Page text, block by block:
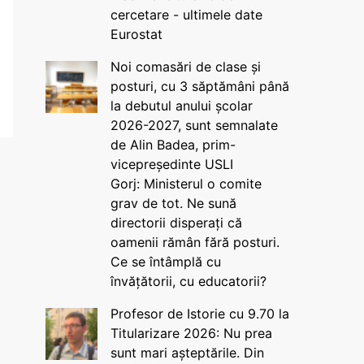
cercetare - ultimele date
Eurostat
Noi comasări de clase și
posturi, cu 3 săptămâni până
la debutul anului școlar
2026-2027, sunt semnalate
de Alin Badea, prim-
vicepreședinte USLI
Gorj: Ministerul o comite
grav de tot. Ne sună
directorii disperați că
oamenii rămân fără posturi.
Ce se întâmplă cu
învățătorii, cu educatorii?
Profesor de Istorie cu 9.70 la
Titularizare 2026: Nu prea
sunt mari așteptările. Din